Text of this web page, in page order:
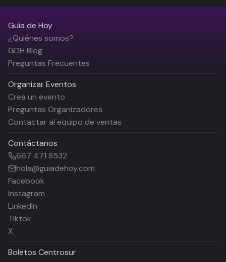
Guía de Hoy
¿Quiénes somos?
GDH Blog
Preguntas Frecuentes
Organizar Eventos
Crea un evento
Preguntas Organizadores
Contactar al equipo de ventas
Contáctanos
667 471 8532
hola@guiadehoy.com
Facebook
Instagram
LinkedIn
Tiktok
X
Boletos Centrosur